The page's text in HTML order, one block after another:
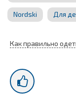
Nordski Для
Как правильно